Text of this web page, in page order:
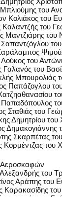
του
Κολιάκος του
Καλαντζής του
Μαντζιάρης του
του
του
Γαλανός του
Μπουρολιάς
Παπάζογλου
Σταθιάς του
Δημητρίου του
Δημακογιάννης
Σκαρπέτας
Κορμέντζας του
Αεροσκαφών
του
Αράπης του
Καρακασίδης